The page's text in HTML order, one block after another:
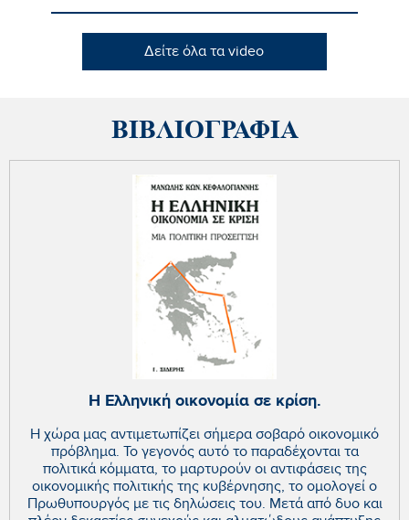
Δείτε όλα τα video
ΒΙΒΛΙΟΓΡΑΦΙΑ
Η Ελληνική οικονομία σε κρίση.
Η χώρα μας αντιμετωπίζει σήμερα σοβαρό οικονομικό
πρόβλημα. Το γεγονός αυτό το παραδέχονται τα
πολιτικά κόμματα, το μαρτυρούν οι αντιφάσεις της
οικονομικής πολιτικής της κυβέρνησης, το ομολογεί ο
Πρωθυπουργός με τις δηλώσεις του. Μετά από δυο και